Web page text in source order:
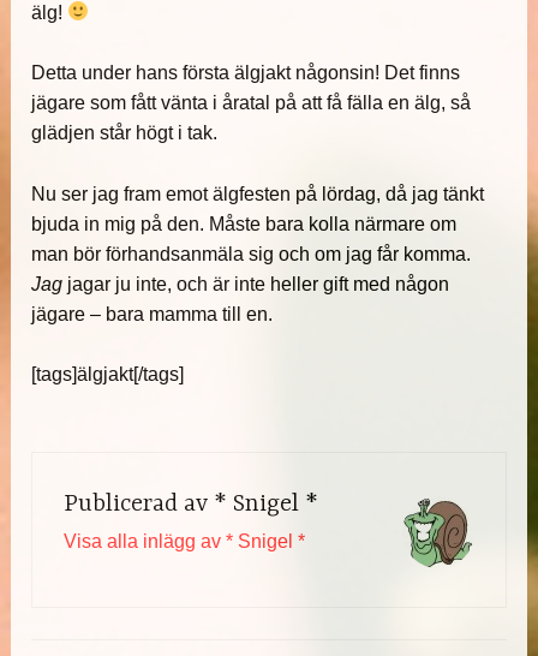
älg!
Detta under hans första älgjakt någonsin! Det finns
jägare som fått vänta i åratal på att få fälla en älg, så
glädjen står högt i tak.
Nu ser jag fram emot älgfesten på lördag, då jag tänkt
bjuda in mig på den. Måste bara kolla närmare om
man bör förhandsanmäla sig och om jag får komma.
Jag jagar ju inte, och är inte heller gift med någon
jägare – bara mamma till en.
[tags]älgjakt[/tags]
Publicerad av * Snigel *
Visa alla inlägg av * Snigel *